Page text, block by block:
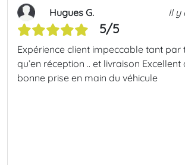
Hugues G. Il y
5/5
Expérience client impeccable tant par
qu’en réception .. et livraison Excellent
bonne prise en main du véhicule